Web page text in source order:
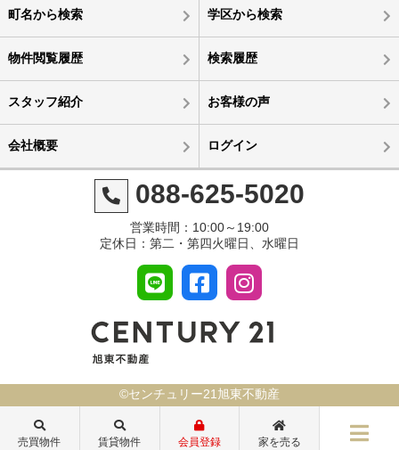
売買物件 賃貸物件 会員登録 家を売る
町名から検索 学区から検索
物件閲覧履歴 検索履歴
スタッフ紹介 お客様の声
会社概要 ログイン
088-625-5020
営業時間：10:00～19:00
定休日：第二・第四火曜日、水曜日
©センチュリー21旭東不動産